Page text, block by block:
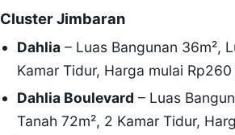
Cluster Jimbaran
Dahlia– Luas Bangunan 36m²,
Kamar Tidur, Harga mulai
Dahlia Boulevard – Luas
Tanah 72m², 2 Kamar Tidur,